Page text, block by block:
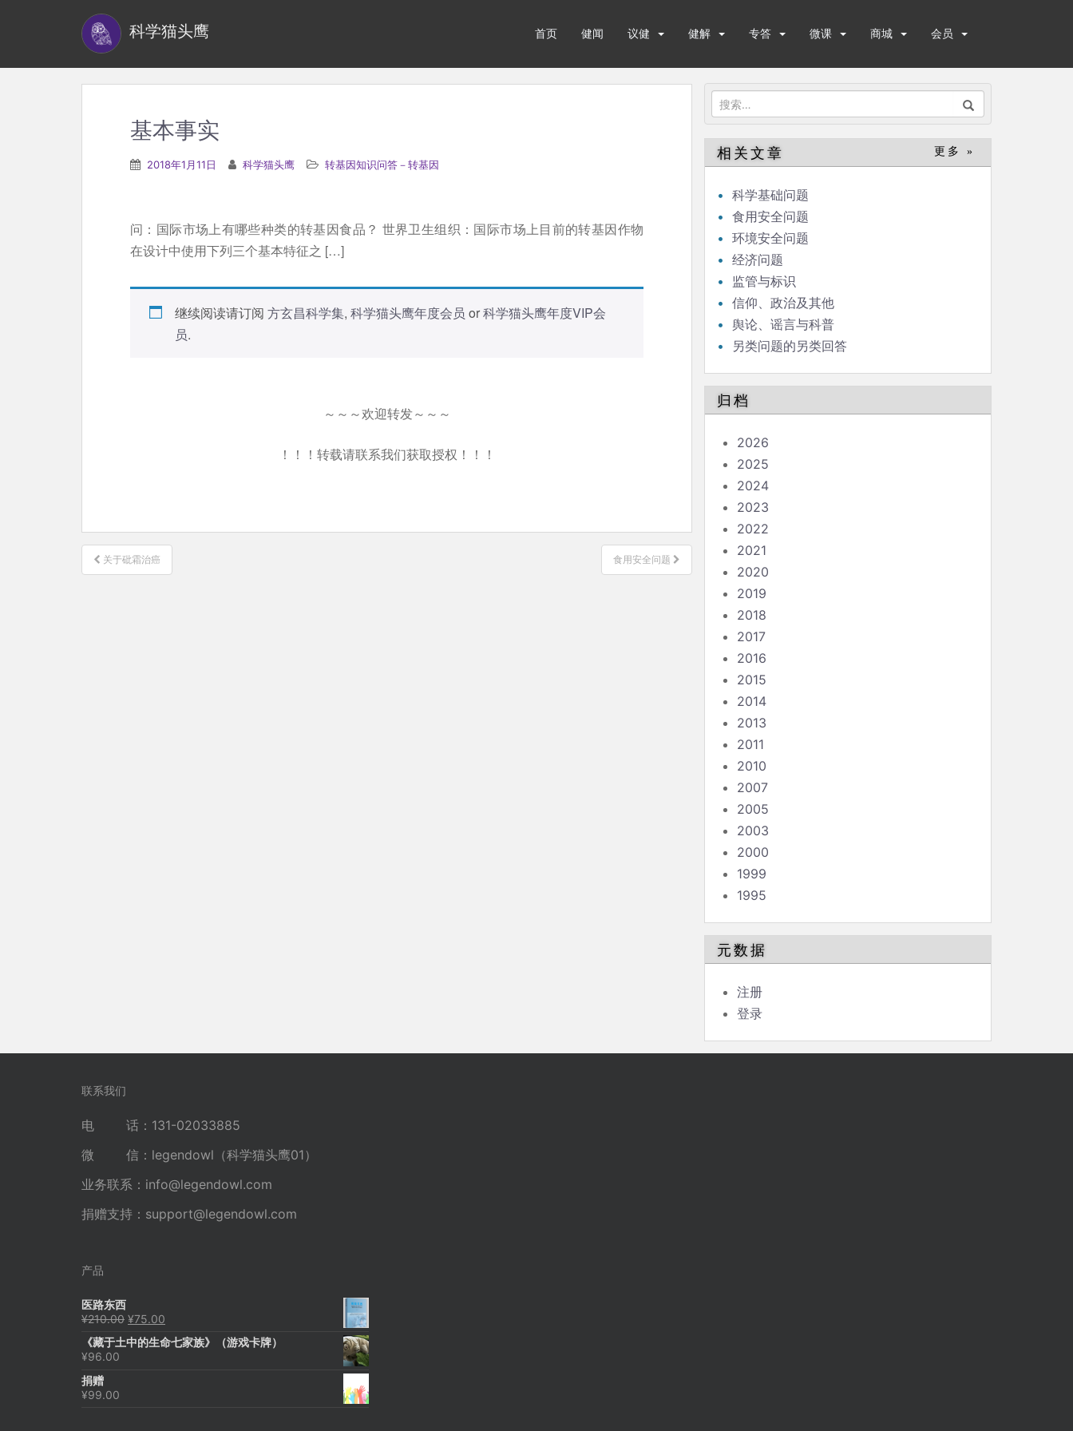
科学猫头鹰 首页 健闻 议健 健解 专答 微课 商城 会员
搜
索：
基本事实
2018年1月11日 科学猫头鹰 转基因知识问答－转基因
问：国际市场上有哪些种类的转基因食品？ 世界卫生组织：国际市场上目前的转基因作物
在设计中使用下列三个基本特征之 […]
继续阅读请订阅 方玄昌科学集, 科学猫头鹰年度会员 or科学猫头鹰年度VIP会
员.
～～～欢迎转发～～～
！！！转载请联系我们获取授权！！！
文
章
关于砒霜治癌 食用安全问题
相关文章 更多 »
科学基础问题
食用安全问题
环境安全问题
经济问题
监管与标识
信仰、政治及其他
舆论、谣言与科普
另类问题的另类回答
归档
2026
2025
2024
2023
2022
2021
2020
2019
2018
2017
2016
2015
2014
2013
2011
2010
2007
2005
2003
2000
1999
1995
元数据
注册
登录
联系我们
电 话：131-02033885
微 信：legendowl（科学猫头鹰01）
业务联系： info@legendowl.com
捐赠支持： support@legendowl.com
产品
医路东西
¥210.00 原
为：
¥75.00
价
《藏于土中的生命七家族》（游戏卡牌）
¥96.00
捐赠
¥99.00